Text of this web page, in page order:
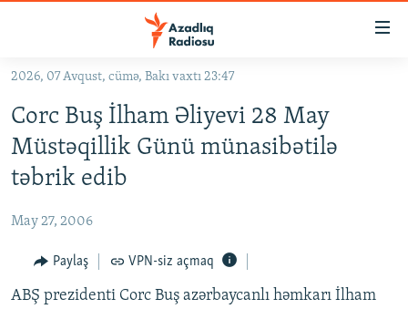
Əsas
qayıt
Əsas
naviqasiyaya
qayıt
KORRUPSIOMETR
FƏRQƏ BAX
QANUNI DOĞRU
ARAŞDIRMA
2026, 07 Avqust, cümə, Bakı vaxtı 23:47
Corc Buş İlham Əliyevi 28 May
Müstəqillik Günü münasibətilə
təbrik edib
May 27, 2006
Paylaş VPN-siz açmaq
ABŞ prezidenti Corc Buş azərbaycanlı həmkarı İlham